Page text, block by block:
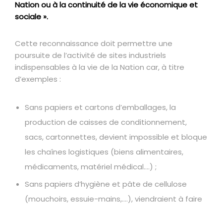
Nation ou à la continuité de la vie économique et
sociale ».
Cette reconnaissance doit permettre une
poursuite de l’activité de sites industriels
indispensables à la vie de la Nation car, à titre
d’exemples :
Sans papiers et cartons d’emballages, la
production de caisses de conditionnement,
sacs, cartonnettes, devient impossible et bloque
les chaînes logistiques (biens alimentaires,
médicaments, matériel médical….) ;
Sans papiers d’hygiène et pâte de cellulose
(mouchoirs, essuie-mains,….), viendraient à faire